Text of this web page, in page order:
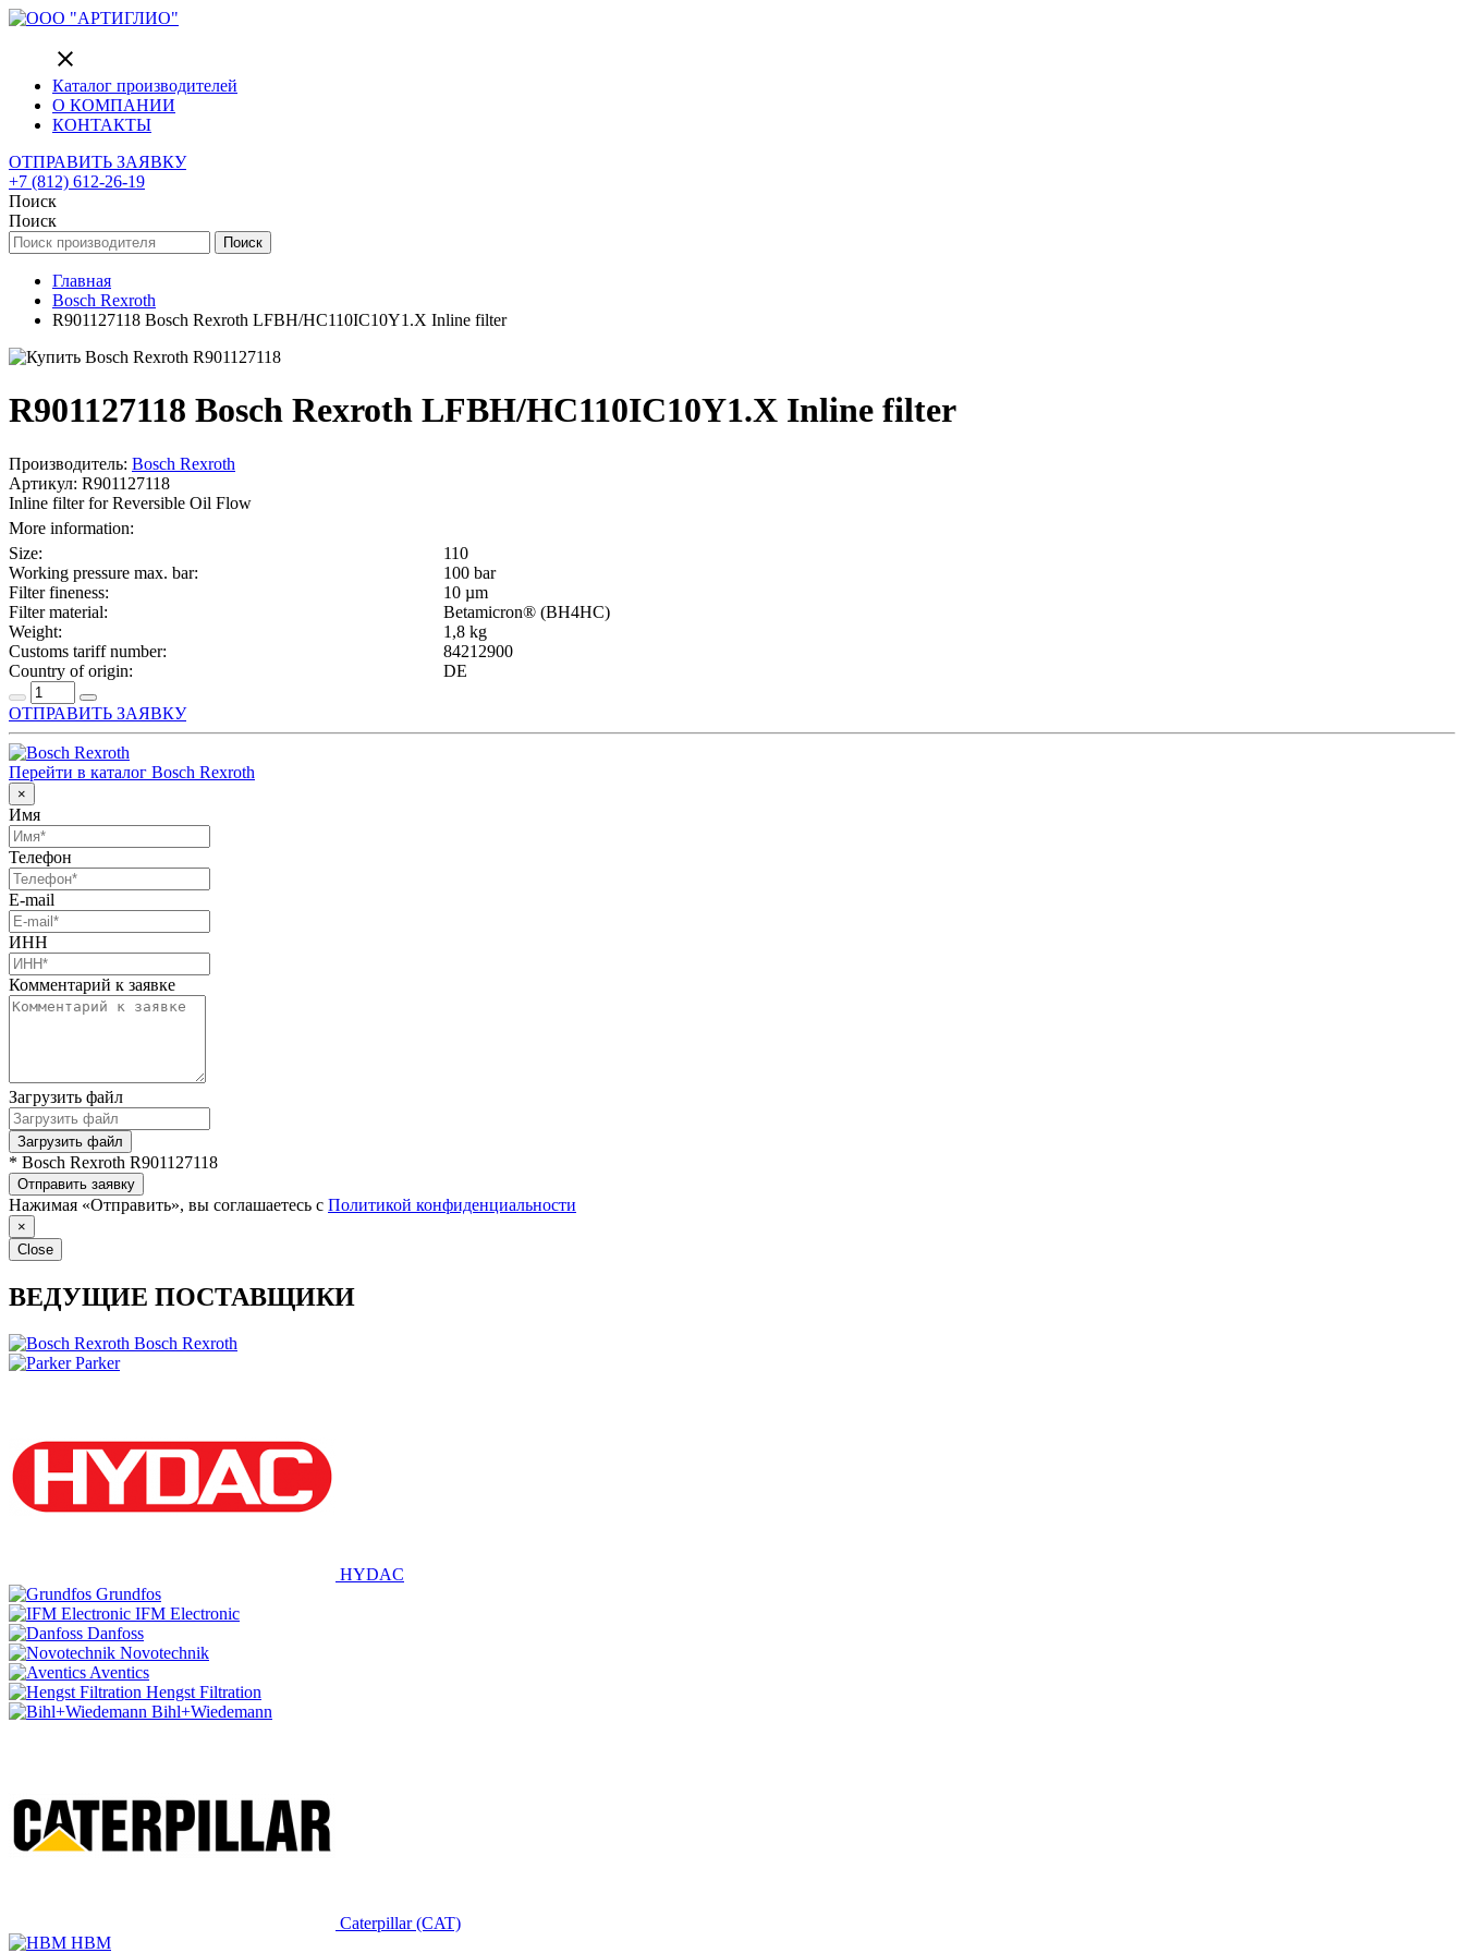
close
Каталог производителей
О КОМПАНИИ
КОНТАКТЫ
ОТПРАВИТЬ ЗАЯВКУ
+7 (812) 612-26-19
Поиск
Поиск
Поиск
Главная
Bosch Rexroth
R901127118 Bosch Rexroth LFBH/HC110IC10Y1.X Inline filter
R901127118 Bosch Rexroth LFBH/HC110IC10Y1.X Inline filter
Производитель: Bosch Rexroth
Артикул: R901127118
Inline filter for Reversible Oil Flow
More information:
Size:
110
Working pressure max. bar:
100 bar
Filter fineness:
10 µm
Filter material:
Betamicron® (BH4HC)
Weight:
1,8 kg
Customs tariff number:
84212900
Country of origin:
DE
ОТПРАВИТЬ ЗАЯВКУ
Перейти в каталог Bosch Rexroth
×
Имя
Телефон
E-mail
ИНН
Комментарий к заявке
Загрузить файл
Загрузить файл
* Bosch Rexroth R901127118
Отправить заявку
Нажимая «Отправить», вы соглашаетесь с Политикой конфиденциальности
×
Close
ВЕДУЩИЕ ПОСТАВЩИКИ
Bosch Rexroth
Parker
HYDAC
Grundfos
IFM Electronic
Danfoss
Novotechnik
Aventics
Hengst Filtration
Bihl+Wiedemann
Caterpillar (CAT)
HBM